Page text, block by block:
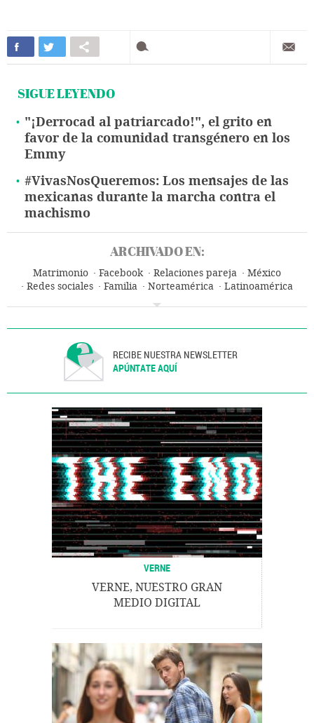
SIGUE LEYENDO
"¡Derrocad al patriarcado!", el grito en
favor de la comunidad transgénero en los
Emmy
#VivasNosQueremos: Los mensajes de las
mexicanas durante la marcha contra el
machismo
ARCHIVADO EN:
Matrimonio Facebook Relaciones pareja
México
Redes sociales
Familia Norteamérica
Latinoamérica
RECIBE NUESTRA NEWSLETTER
APÚNTATE AQUÍ
VERNE
VERNE, NUESTRO GRAN
MEDIO DIGITAL